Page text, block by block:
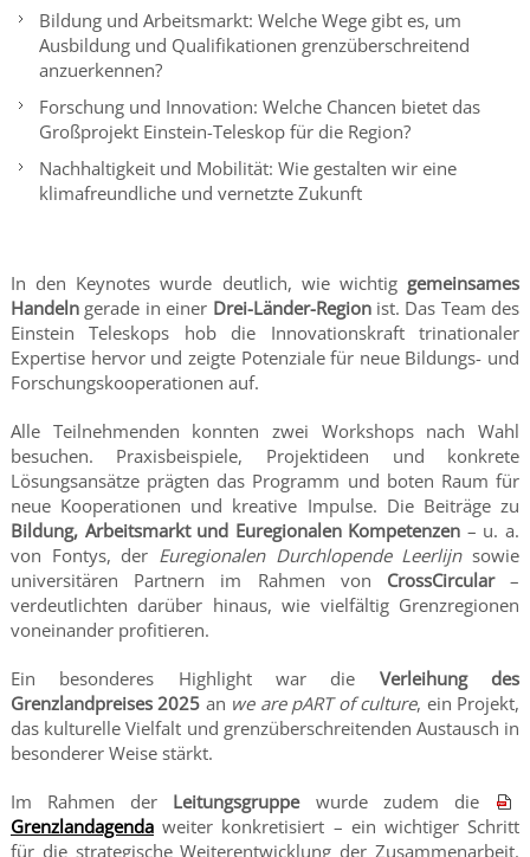
Bildung und Arbeitsmarkt: Welche Wege gibt es, um
Ausbildung und Qualifikationen grenzüberschreitend
anzuerkennen?
Forschung und Innovation: Welche Chancen bietet das
Großprojekt Einstein-Teleskop für die Region?
Nachhaltigkeit und Mobilität: Wie gestalten wir eine
klimafreundliche und vernetzte Zukunft
In den Keynotes wurde deutlich, wie wichtig gemeinsames
Handelngerade in einer Drei-Länder-Regionist. Das Team des
Einstein Teleskops hob die Innovationskraft trinationaler
Expertise hervor und zeigte Potenziale für neue Bildungs- und
Forschungskooperationen auf.
Alle Teilnehmenden konnten zwei Workshops nach Wahl
besuchen. Praxisbeispiele, Projektideen und konkrete
Lösungsansätze prägten das Programm und boten Raum für
neue Kooperationen und kreative Impulse. Die Beiträge zu
Bildung, Arbeitsmarkt und Euregionalen Kompetenzen – u. a.
von Fontys, der Euregionalen Durchlopende Leerlijnsowie
universitären Partnern im Rahmen von CrossCircular–
verdeutlichten darüber hinaus, wie vielfältig Grenzregionen
voneinander profitieren.
Ein besonderes Highlight war die Verleihung des
Grenzlandpreises 2025 an we are pART of culture, ein Projekt,
das kulturelle Vielfalt und grenzüberschreitenden Austausch in
besonderer Weise stärkt.
Im Rahmen der Leitungsgruppewurde zudem die
Grenzlandagendaweiter konkretisiert – ein wichtiger Schritt
für die strategische Weiterentwicklung der Zusammenarbeit.